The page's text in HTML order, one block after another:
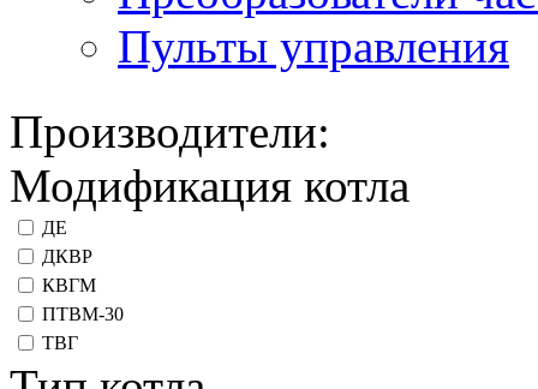
Пульты управления
Производители:
Модификация котла
ДЕ
ДКВР
КВГМ
ПТВМ-30
ТВГ